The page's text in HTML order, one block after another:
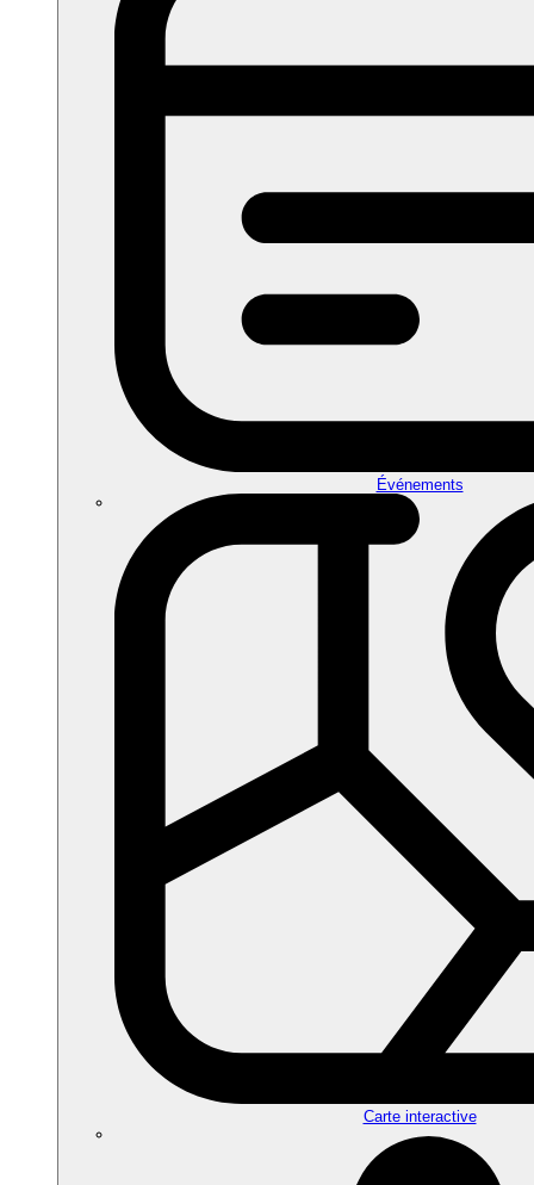
Événements
Carte interactive